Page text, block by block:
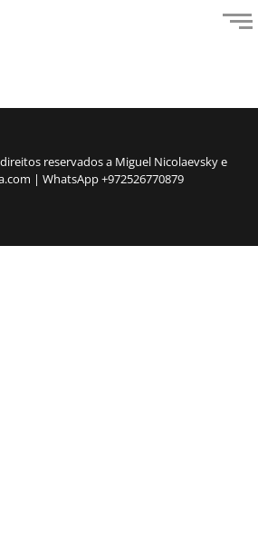
reservados a Miguel Nicolaevsky e
| WhatsApp +972526770879